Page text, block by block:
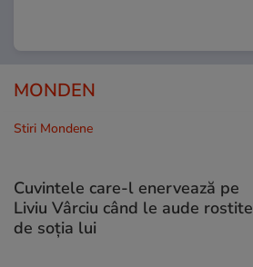
MONDEN
Stiri Mondene
Cuvintele care-l enervează pe
Liviu Vârciu când le aude rostite
de soția lui